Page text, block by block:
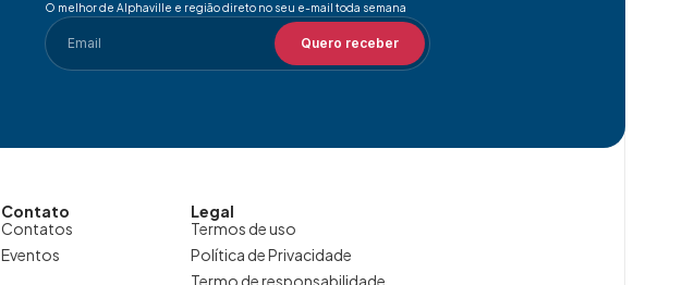
O melhor de Alphaville e região direto no seu e-mail toda semana
Quero receber
Contato
Contatos
Eventos
Legal
Termos de uso
Política de Privacidade
Termo de responsabilidade